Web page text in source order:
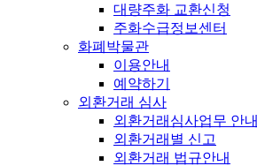
대량주화 교환신청
주화수급정보센터
화폐박물관
이용안내
예약하기
외환거래 심사
외환거래심사업무 안내
외환거래별 신고
외환거래 법규안내